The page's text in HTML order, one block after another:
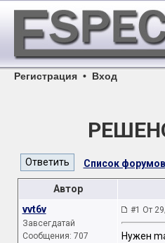
Регистрация • Вход
Список форумов
Автор
vvt6v
Завсегдатай
Сообщения: 707
#1 От
Нужен